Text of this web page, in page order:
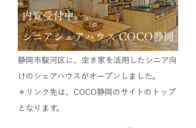
内覧受付中
シニアシェアハウス COCO静岡
静岡市駿河区に、空き家を活用したシニア向
けのシェアハウスがオープンしました。
＊リンク先は、COCO静岡のサイトのトップ
となります。